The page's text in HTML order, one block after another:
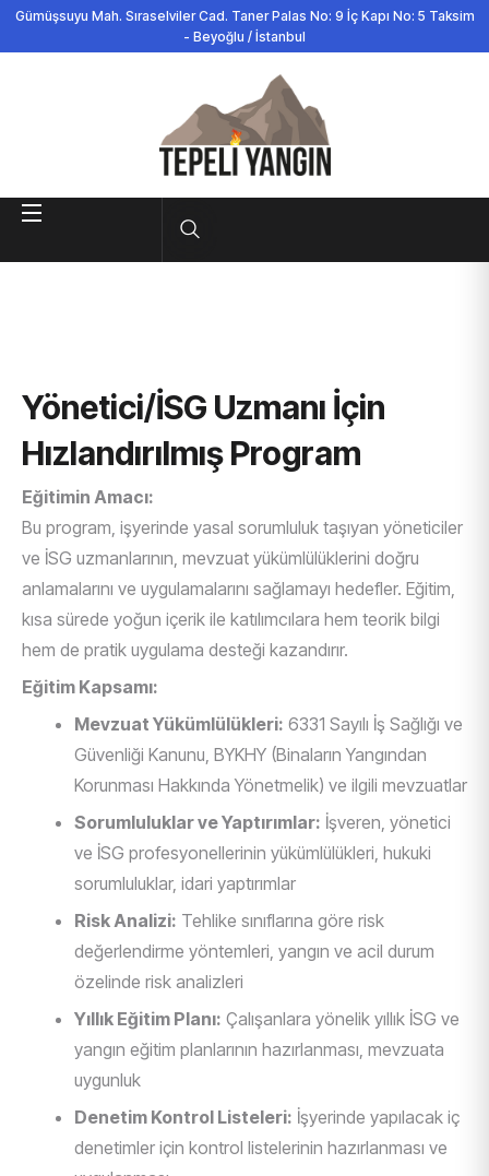
Gümüşsuyu Mah. Sıraselviler Cad. Taner Palas No: 9 İç Kapı No: 5 Taksim
- Beyoğlu / İstanbul
Yönetici/İSG Uzmanı İçin
Hızlandırılmış Program
Eğitimin Amacı:
Bu program, işyerinde yasal sorumluluk taşıyan yöneticiler
ve İSG uzmanlarının, mevzuat yükümlülüklerini doğru
anlamalarını ve uygulamalarını sağlamayı hedefler. Eğitim,
kısa sürede yoğun içerik ile katılımcılara hem teorik bilgi
hem de pratik uygulama desteği kazandırır.
Eğitim Kapsamı:
Mevzuat Yükümlülükleri: 6331 Sayılı İş Sağlığı ve
Güvenliği Kanunu, BYKHY (Binaların Yangından
Korunması Hakkında Yönetmelik) ve ilgili mevzuatlar
Sorumluluklar ve Yaptırımlar: İşveren, yönetici
ve İSG profesyonellerinin yükümlülükleri, hukuki
sorumluluklar, idari yaptırımlar
Risk Analizi: Tehlike sınıflarına göre risk
değerlendirme yöntemleri, yangın ve acil durum
özelinde risk analizleri
Yıllık Eğitim Planı: Çalışanlara yönelik yıllık İSG ve
yangın eğitim planlarının hazırlanması, mevzuata
uygunluk
Denetim Kontrol Listeleri: İşyerinde yapılacak iç
denetimler için kontrol listelerinin hazırlanması ve